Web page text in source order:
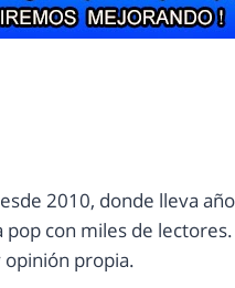
2010, donde lleva
pop con miles de
propia.